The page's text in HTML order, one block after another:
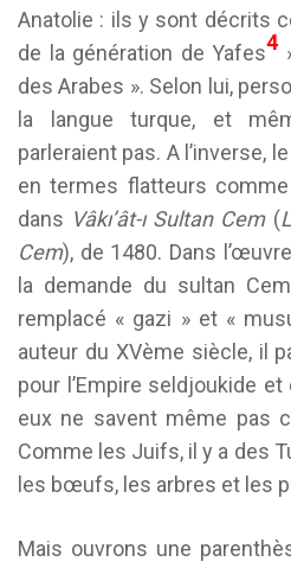
Anatolie : ils y sont décrits
de la génération de Yafes4
des Arabes ». Selon lui,
la langue turque, et
parleraient pas. A l’inverse,
en termes flatteurs
dans Vâkı’ât-ı Sultan Cem (
Cem), de 1480. Dans l’œuvre
la demande du sultan
remplacé « gazi » et «
auteur du XVème siècle, il
pour l’Empire seldjoukide
eux ne savent même pas
Comme les Juifs, il y a des
les bœufs, les arbres et les
Mais ouvrons une